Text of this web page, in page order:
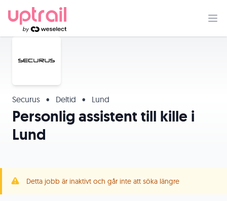
Securus • Deltid • Lund
Personlig assistent till kille i
Lund
Detta jobb är inaktivt och går inte att söka längre